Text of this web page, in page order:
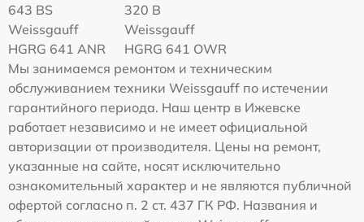
643 BS
320 B
Weissgauff
HGRG 641 ANR
Weissgauff
HGRG 641 OWR
Мы занимаемся ремонтом и техническим
обслуживанием техники Weissgauff по истечении
гарантийного периода. Наш центр в Ижевске
работает независимо и не имеет официальной
авторизации от производителя. Цены на ремонт,
указанные на сайте, носят исключительно
ознакомительный характер и не являются публичной
офертой согласно п. 2 ст. 437 ГК РФ. Названия и